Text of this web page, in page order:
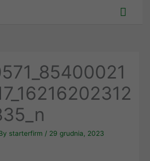
Main
starterfirm / 29 grudnia, 2023